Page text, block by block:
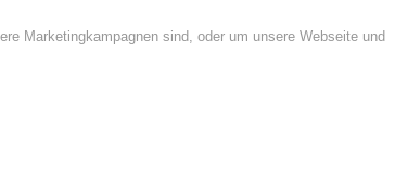
Marketingkampagnen sind, oder um unsere Webseite und